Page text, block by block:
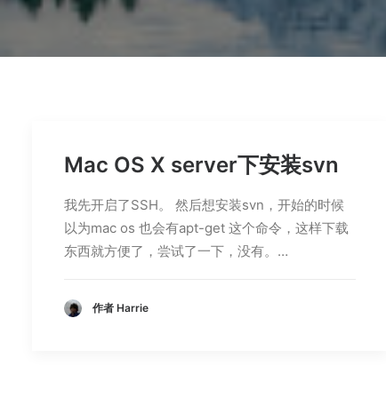
Mac OS X server下安装svn
我先开启了SSH。 然后想安装svn，开始的时候
以为mac os 也会有apt-get 这个命令，这样下载
东西就方便了，尝试了一下，没有。…
作者 Harrie